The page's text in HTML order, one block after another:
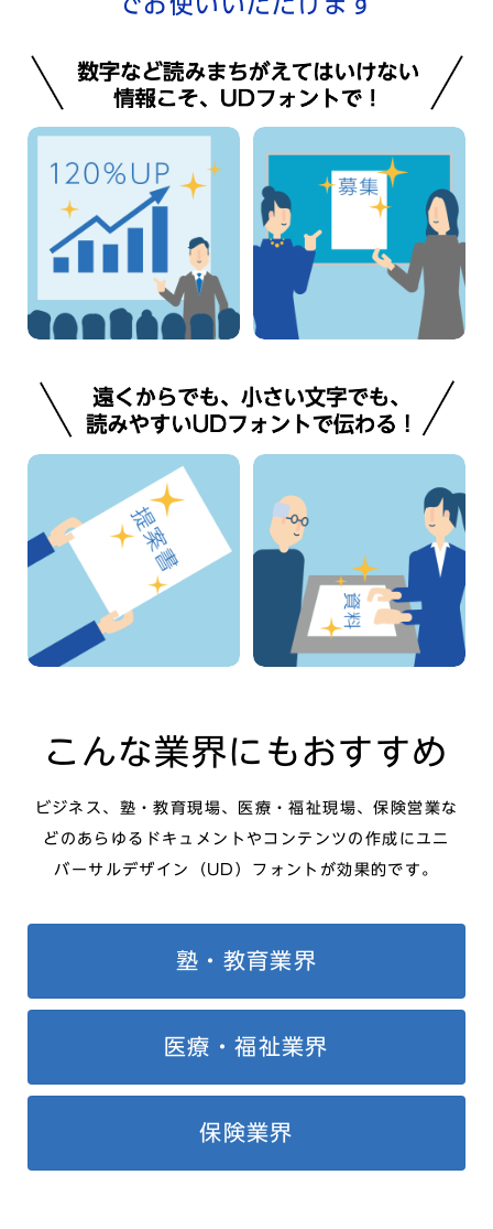
プレゼン発表
説明資料
/窓口用書類
/お知らせ
こんな業界にもおすすめ
ビジネス、塾・教育現場、医療・福祉現場、保険営業な
どのあらゆるドキュメントやコンテンツの作成に ユニ
バーサルデザイン（UD）フォントが効果的です。
塾・教育業界
医療・福祉業界
保険業界